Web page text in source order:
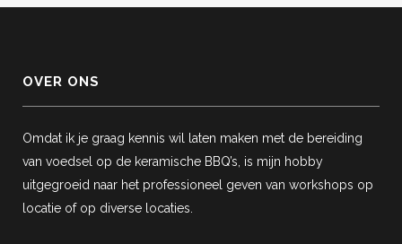
OVER ONS
Omdat ik je graag kennis wil laten maken met de bereiding
van voedsel op de keramische BBQ’s, is mijn hobby
uitgegroeid naar het professioneel geven van workshops op
locatie of op diverse locaties.